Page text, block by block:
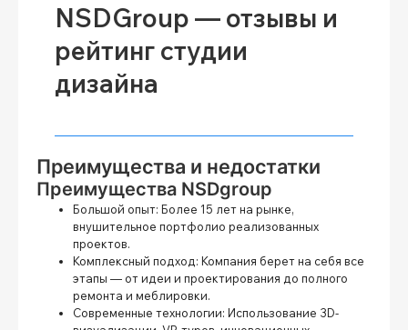
NSDGroup — отзывы и
рейтинг студии
дизайна
Преимущества и недостатки
Преимущества NSDgroup
Большой опыт: Более 15 лет на рынке,
внушительное портфолио реализованных
проектов.
Комплексный подход: Компания берет на себя все
этапы — от идеи и проектирования до полного
ремонта и меблировки.
Современные технологии: Использование 3D-